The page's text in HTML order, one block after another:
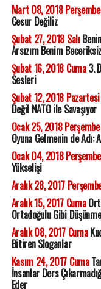
Mart 08, 2018 Perşembe
Cesur Değiliz
Şubat 27, 2018 Salı
Arsızım Benim
Şubat 16, 2018 Cuma3.
Sesleri
Şubat 12, 2018 Pazartesi
Değil NATO ile Savaşıyor
Ocak 25, 2018 Perşembe
Oyuna Gelmenin de Adı:
Ocak 04, 2018 Perşembe
Yükselişi
Aralık 28, 2017
Aralık 15, 2017 Cuma
Ortadoğulu Gibi
Aralık 08, 2017 Cuma
Bitiren Sloganlar
Kasım 24, 2017 Cuma
İnsanlar Ders
Eder